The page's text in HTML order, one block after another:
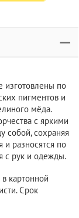
изготовлены по
пигментов и
мёда.
с яркими
собой, сохраняя
и разносятся по
с рук и одежды.
картонной
Срок